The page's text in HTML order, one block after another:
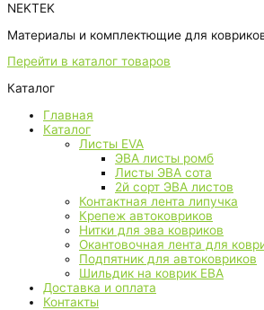
NEKTEK
Материалы и комплектющие для
Перейти в каталог товаров
Каталог
Главная
Каталог
Листы EVA
ЭВА листы ромб
Листы ЭВА сота
2й сорт ЭВА листов
Контактная лента липучка
Крепеж автоковриков
Нитки для эва ковриков
Окантовочная лента для
Подпятник для автоковриков
Шильдик на коврик ЕВА
Доставка и оплата
Контакты